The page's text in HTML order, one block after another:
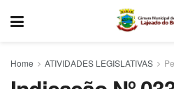
Home ATIVIDADES LEGISLATIVAS